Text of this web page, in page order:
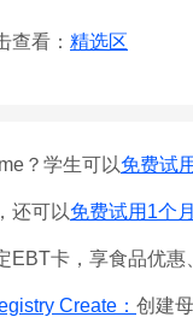
查看： 精选区
？学生可以免费试
还可以免费试用1个
EBT卡，享食品优惠
Create： 创建